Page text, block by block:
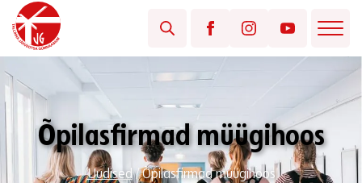
Õpilasfirmad müügihoos
Uudised/Õpilasfirmad müügihoos